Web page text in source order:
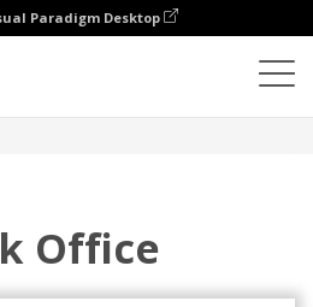
Paradigm Desktop
Office